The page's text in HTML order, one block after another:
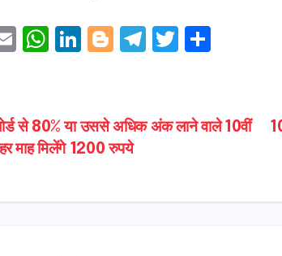
E
l
W
ts
A
p
Li
e
dI
Bl
g
e
T
gr
T
t
e
से 80% या उससे अधिक अंक लाने वाले 10वीं
हर माह मिलेंगे 1200 रुपये